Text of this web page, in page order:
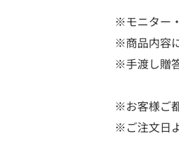
※モニター
※商品内容
※手渡し贈
※お客様ご
※ご注文日